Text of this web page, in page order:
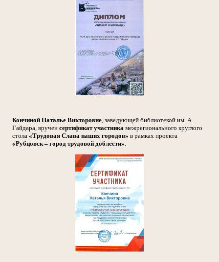
Кончиной Наталье Викторовне, заведующей библиотекой им. А.
Гайдара, вручен сертификат участника межрегионального круглого
стола «Трудовая Слава наших городов» в рамках проекта
«Рубцовск – город трудовой доблести».